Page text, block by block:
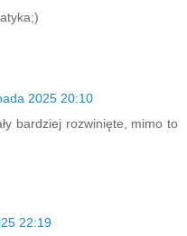
2025 20:10
bardziej rozwinięte, mimo to
22:19